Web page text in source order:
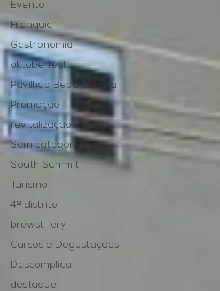
Evento
Franquia
Gastronomia
oktoberfest
Pavilhão Beba Cultura
Promoção
revitalização
Sem categoria
South Summit
Turismo
4º distrito
brewstillery
Cursos e Degustações
Descomplica
destaque